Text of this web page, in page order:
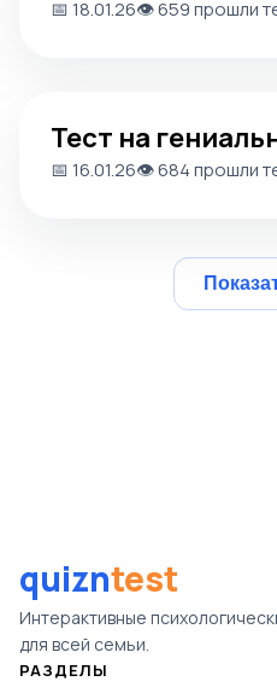
📅 18.01.26👁️ 659 прошли
Тест на
📅 16.01.26👁️ 684 прошли
quizntest
Интерактивные
для всей семьи.
РАЗДЕЛЫ